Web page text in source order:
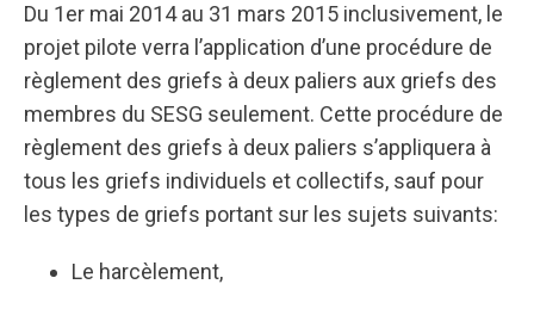
Du 1er mai 2014 au 31 mars 2015 inclusivement, le
projet pilote verra l’application d’une procédure de
règlement des griefs à deux paliers aux griefs des
membres du SESG seulement. Cette procédure de
règlement des griefs à deux paliers s’appliquera à
tous les griefs individuels et collectifs, sauf pour
les types de griefs portant sur les sujets suivants:
Le harcèlement,